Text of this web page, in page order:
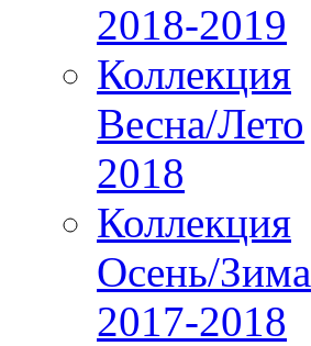
2018-2019
Коллекция
Весна/Лето
2018
Коллекция
Осень/Зима
2017-2018